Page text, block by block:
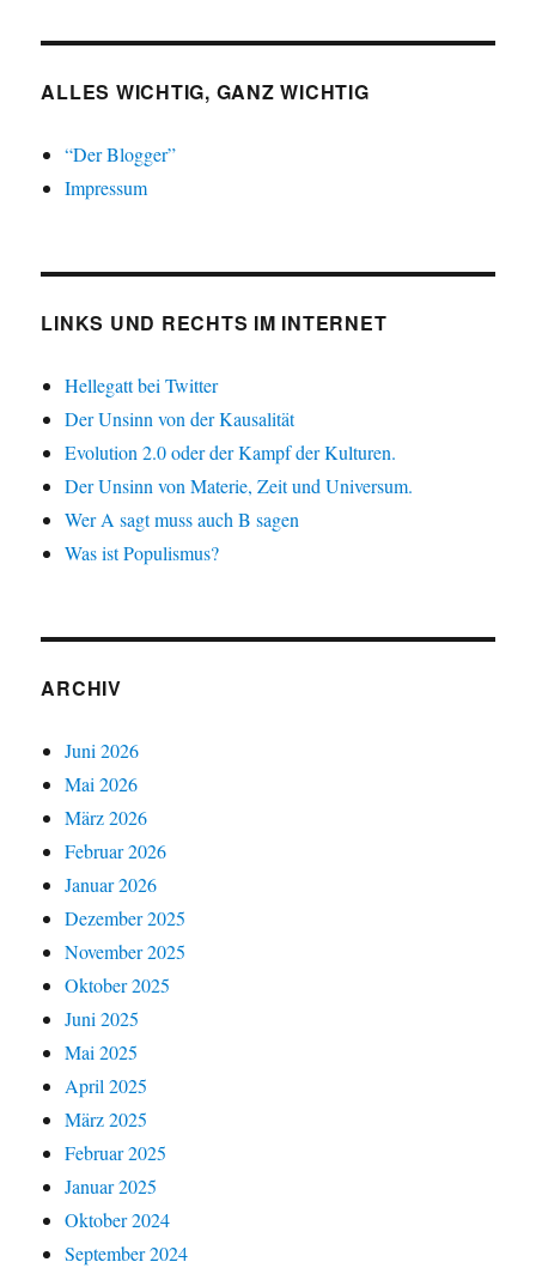
ALLES WICHTIG, GANZ WICHTIG
“Der Blogger”
Impressum
LINKS UND RECHTS IM INTERNET
Hellegatt bei Twitter
Der Unsinn von der Kausalität
Evolution 2.0 oder der Kampf der Kulturen.
Der Unsinn von Materie, Zeit und Universum.
Wer A sagt muss auch B sagen
Was ist Populismus?
ARCHIV
Juni 2026
Mai 2026
März 2026
Februar 2026
Januar 2026
Dezember 2025
November 2025
Oktober 2025
Juni 2025
Mai 2025
April 2025
März 2025
Februar 2025
Januar 2025
Oktober 2024
September 2024